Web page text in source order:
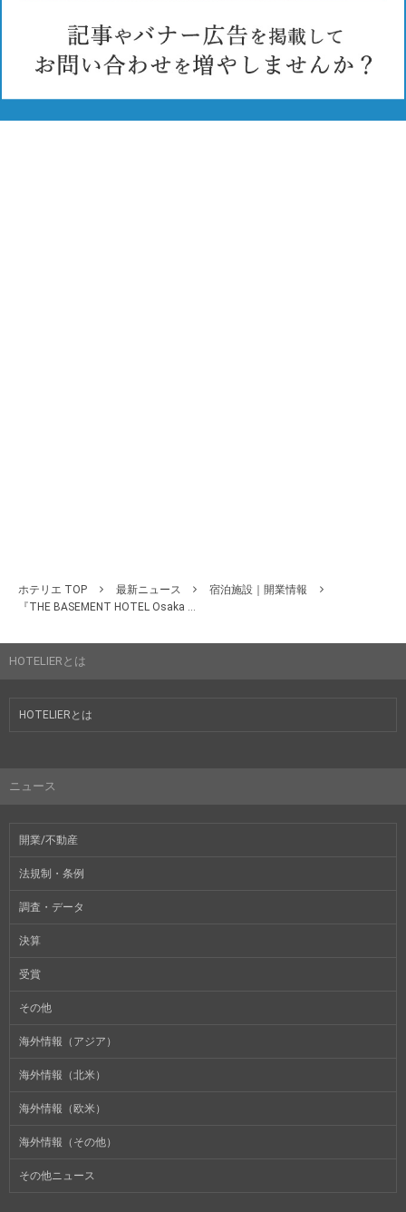
ホテリエ TOP 最新ニュース
宿泊施設｜開業情報
『THE BASEMENT HOTEL Osaka ...
HOTELIERとは
HOTELIERとは
ニュース
開業/不動産
法規制・条例
調査・データ
決算
受賞
その他
海外情報（アジア）
海外情報（北米）
海外情報（欧米）
海外情報（その他）
その他ニュース